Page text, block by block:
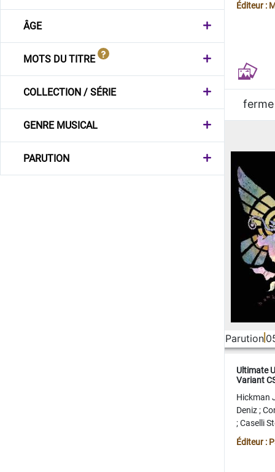
ÂGE
MOTS DU TITRE
COLLECTION / SÉRIE
GENRE MUSICAL
PARUTION
Éditeur :
ferme
Parution
Ultimate
Variant
Hickman
Deniz;
;Caselli
Juan
Éditeur :